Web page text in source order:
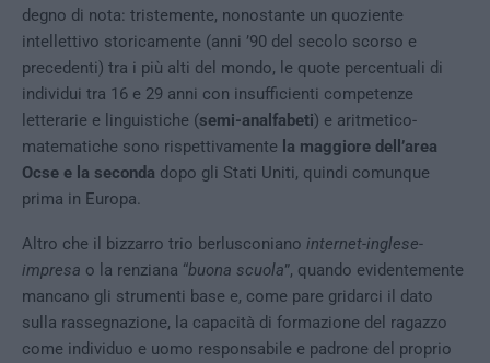
degno di nota: tristemente, nonostante un quoziente
intellettivo storicamente (anni ’90 del secolo scorso e
precedenti) tra i più alti del mondo, le quote percentuali di
individui tra 16 e 29 anni con insufficienti competenze
letterarie e linguistiche (semi-analfabeti) e aritmetico-
matematiche sono rispettivamente la maggiore dell’area
Ocse e la seconda dopo gli Stati Uniti, quindi comunque
prima in Europa.
Altro che il bizzarro trio berlusconiano internet-inglese-
impresa o la renziana “buona scuola”, quando evidentemente
mancano gli strumenti base e, come pare gridarci il dato
sulla rassegnazione, la capacità di formazione del ragazzo
come individuo e uomo responsabile e padrone del proprio